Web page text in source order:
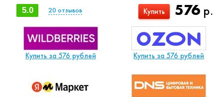
576 р.
Купить
5.0 20 отзывов
Купить за 576 рублей Купить за 576 рублей